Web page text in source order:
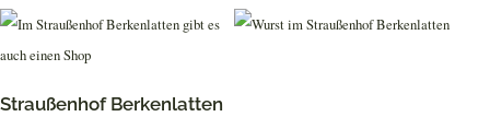
Straußenhof Berkenlatten